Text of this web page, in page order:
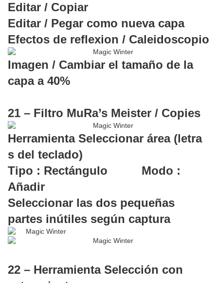
Editar / Copiar
Editar / Pegar como nueva capa
Efectos de reflexion / Caleidoscopio
Imagen / Cambiar el tamaño de la
capa a 40%
21 – Filtro MuRa’s Meister / Copies
Herramienta Seleccionar área (letra
s del teclado)
Tipo : Rectángulo Modo :
Añadir
Seleccionar las dos pequeñas
partes inútiles según captura
22 – Herramienta Selección con